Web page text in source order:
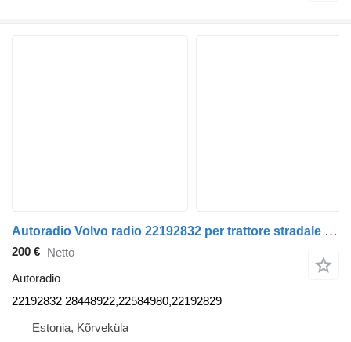
Autoradio Volvo radio 22192832 per trattore stradale Volvo FH 4
200 € Netto
Autoradio
22192832 28448922,22584980,22192829
Estonia, Kõrveküla